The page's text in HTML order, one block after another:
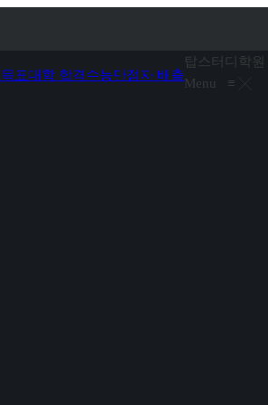
목표대학 합격수능만점자 배출
탑스터디학원
Menu ≡ ╳